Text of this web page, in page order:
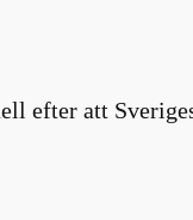
efter att